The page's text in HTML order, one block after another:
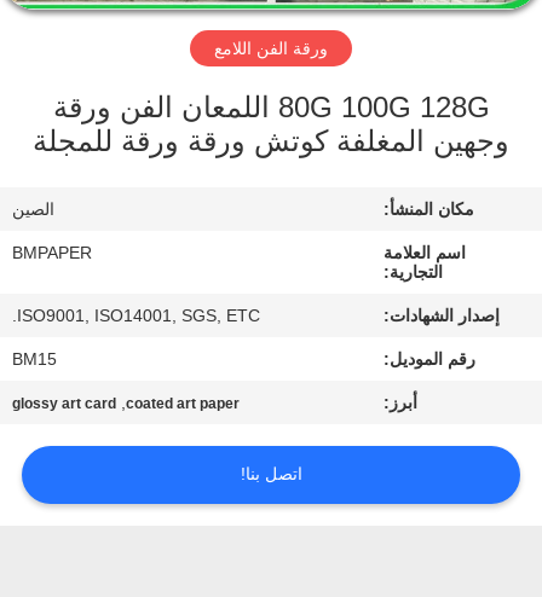
المعمل
مراقبة
الجودة
أخبار
ورقة الفن اللامع
80G 100G 128G اللمعان الفن ورقة
وجهين المغلفة كوتش ورقة ورقة للمجلة
مكان المنشأ: الصين
اسم العلامة
التجارية:
BMPAPER
إصدار الشهادات: ISO9001, ISO14001, SGS, ETC.
رقم الموديل: BM15
أبرز: coated art paper
,
glossy art card
اتصل بنا!